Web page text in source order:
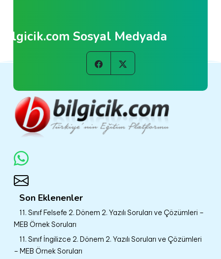
Bilgicik.com Sosyal Medyada
Son Eklenenler
11. Sınıf Felsefe 2. Dönem 2. Yazılı Soruları ve Çözümleri –
MEB Örnek Soruları
11. Sınıf İngilizce 2. Dönem 2. Yazılı Soruları ve Çözümleri
– MEB Örnek Soruları